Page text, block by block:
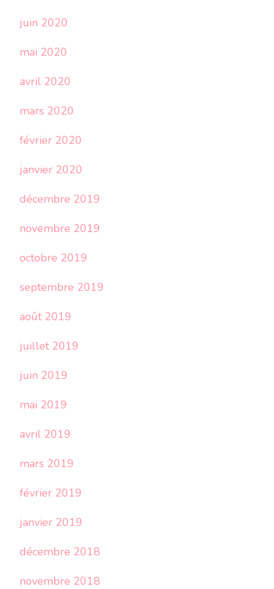
juin 2020
mai 2020
avril 2020
mars 2020
février 2020
janvier 2020
décembre 2019
novembre 2019
octobre 2019
septembre 2019
août 2019
juillet 2019
juin 2019
mai 2019
avril 2019
mars 2019
février 2019
janvier 2019
décembre 2018
novembre 2018